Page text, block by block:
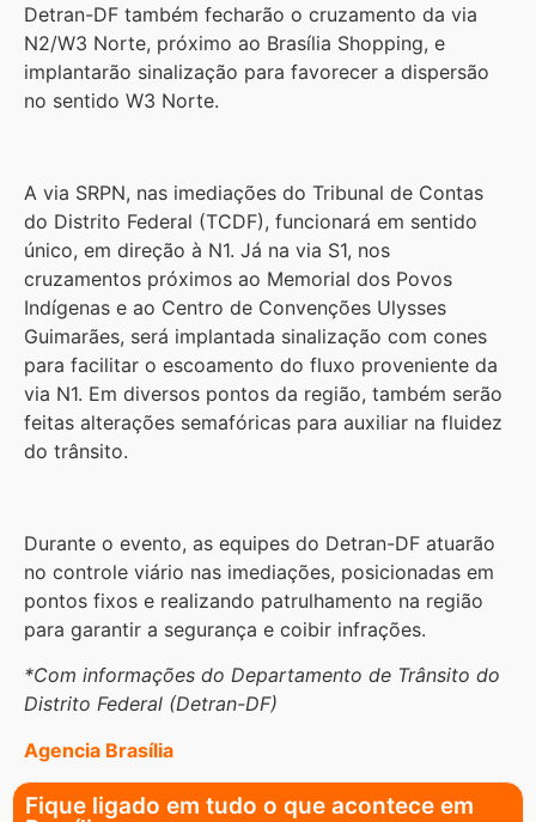
Detran-DF também fecharão o cruzamento da via
N2/W3 Norte, próximo ao Brasília Shopping, e
implantarão sinalização para favorecer a dispersão
no sentido W3 Norte.
A via SRPN, nas imediações do Tribunal de Contas
do Distrito Federal (TCDF), funcionará em sentido
único, em direção à N1. Já na via S1, nos
cruzamentos próximos ao Memorial dos Povos
Indígenas e ao Centro de Convenções Ulysses
Guimarães, será implantada sinalização com cones
para facilitar o escoamento do fluxo proveniente da
via N1. Em diversos pontos da região, também serão
feitas alterações semafóricas para auxiliar na fluidez
do trânsito.
Durante o evento, as equipes do Detran-DF atuarão
no controle viário nas imediações, posicionadas em
pontos fixos e realizando patrulhamento na região
para garantir a segurança e coibir infrações.
*Com informações do Departamento de Trânsito do
Distrito Federal (Detran-DF)
Agencia Brasília
Fique ligado em tudo o que acontece em